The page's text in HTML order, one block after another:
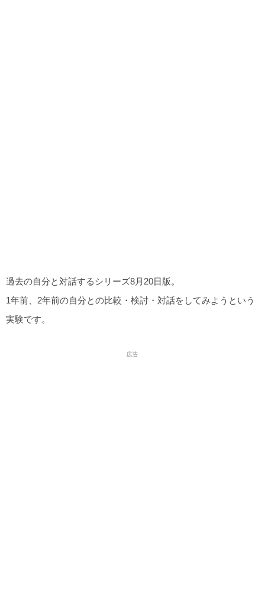
過去の自分と対話するシリーズ8月20日版。
1年前、2年前の自分との比較・検討・対話をしてみようという
実験です。
広告